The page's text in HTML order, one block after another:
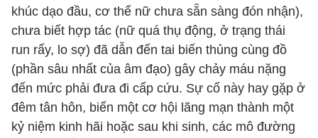
khúc dạo đầu, cơ thể nữ chưa sẵn sàng đón nhận),
chưa biết hợp tác (nữ quá thụ động, ở trạng thái
run rẩy, lo sợ) đã dẫn đến tai biến thủng cùng đồ
(phần sâu nhất của âm đạo) gây chảy máu nặng
đến mức phải đưa đi cấp cứu. Sự cố này hay gặp ở
đêm tân hôn, biến một cơ hội lãng mạn thành một
kỷ niệm kinh hãi hoặc sau khi sinh, các mô đường